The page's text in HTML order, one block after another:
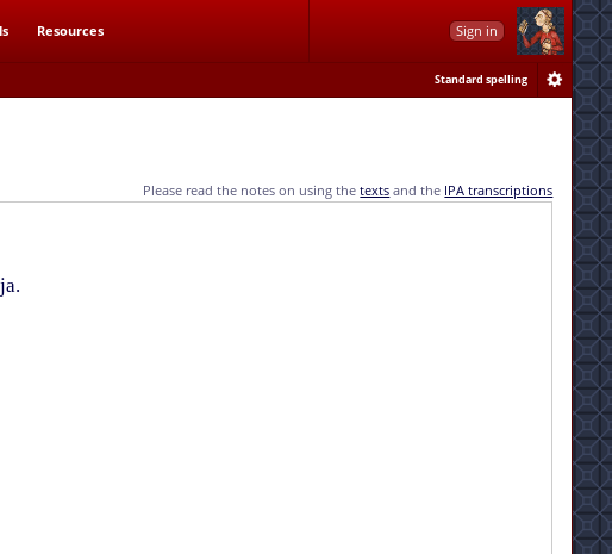
Resources Sign in
Standard spelling
Please read the notes on using thetexts and the IPA transcriptions